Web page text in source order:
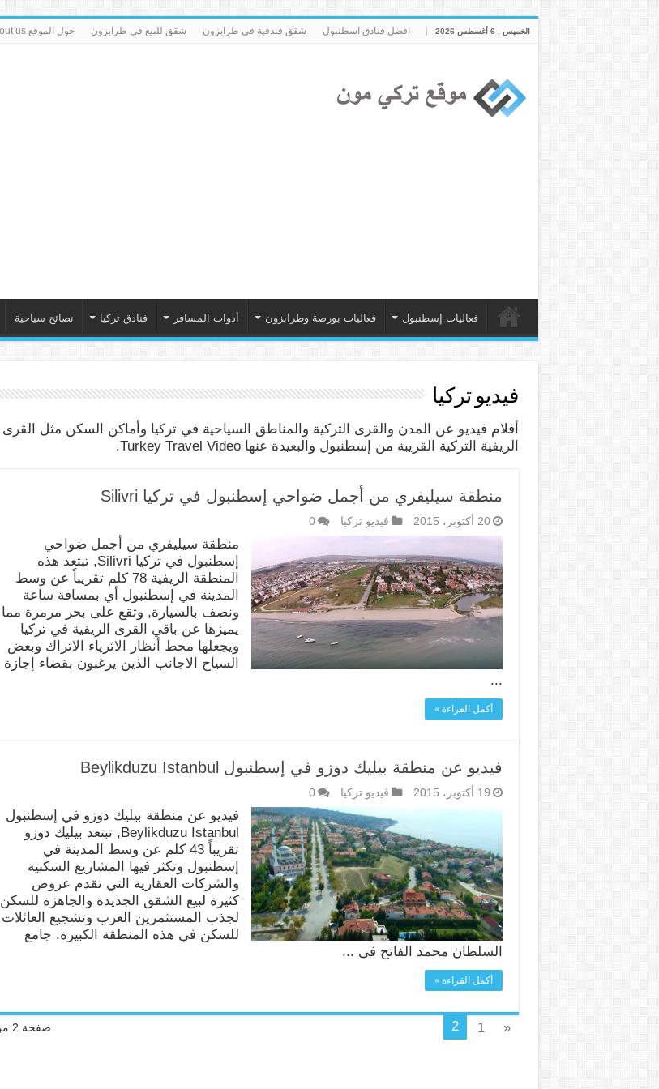
الخميس , 6 أغسطس 2026 افضل فنادق اسطنبول شقق فندقية في طرابزون شقق للبيع في طرابزون حول الموقع about us
فعاليات إسطنبول فعاليات بورصة وطرابزون أدوات المسافر فنادق تركيا نصائح سياحية
فيديو تركيا
أفلام فيديو عن المدن والقرى التركية والمناطق السياحية في تركيا وأماكن السكن مثل القرى
الريفية التركية القريبة من إسطنبول والبعيدة عنها Turkey Travel Video.
منطقة سيليفري من أجمل ضواحي إسطنبول في تركيا Silivri
20 أكتوبر، 2015 فيديو تركيا 0
منطقة سيليفري من أجمل ضواحي
إسطنبول في تركيا Silivri, تبتعد هذه
المنطقة الريفية 78 كلم تقريباً عن وسط
المدينة في إسطنبول أي بمسافة ساعة
ونصف بالسيارة, وتقع على بحر مرمرة مما
يميزها عن باقي القرى الريفية في تركيا
ويجعلها محط أنظار الاثرياء الاتراك وبعض
السياح الاجانب الذين يرغبون بقضاء إجازة
...
أكمل القراءة »
فيديو عن منطقة بيليك دوزو في إسطنبول Beylikduzu Istanbul
19 أكتوبر، 2015 فيديو تركيا 0
فيديو عن منطقة بيليك دوزو في إسطنبول
Beylikduzu Istanbul, تبتعد بيليك دوزو
تقريباً 43 كلم عن وسط المدينة في
إسطنبول وتكثر فيها المشاريع السكنية
والشركات العقارية التي تقدم عروض
كثيرة لبيع الشقق الجديدة والجاهزة للسكن
لجذب المستثمرين العرب وتشجيع العائلات
للسكن في هذه المنطقة الكبيرة. جامع
السلطان محمد الفاتح في ...
أكمل القراءة »
صفحة 2 من 2 «
1
2